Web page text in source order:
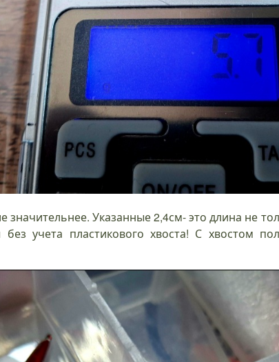
значительнее. Указанные 2,4см- это длина не
учета пластикового хвоста! С хвостом